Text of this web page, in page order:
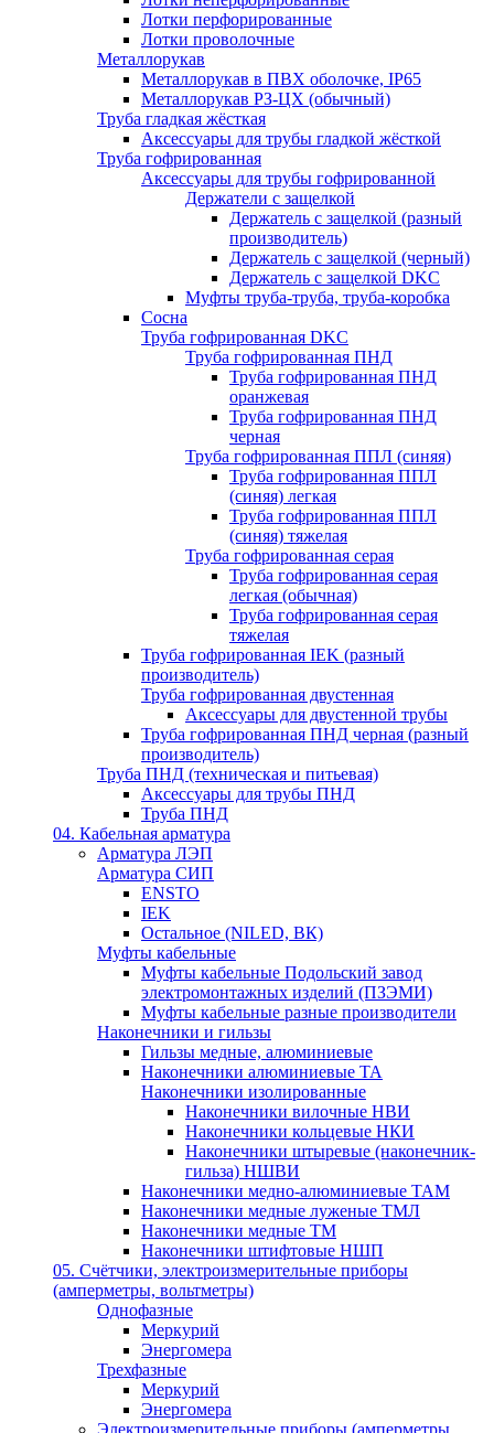
Лотки перфорированные
Лотки проволочные
Металлорукав
Металлорукав в ПВХ оболочке, IP65
Металлорукав РЗ-ЦХ (обычный)
Труба гладкая жёсткая
Аксессуары для трубы гладкой жёсткой
Труба гофрированная
Аксессуары для трубы гофрированной
Держатели с защелкой
Держатель с защелкой (разный
производитель)
Держатель с защелкой (черный)
Держатель с защелкой DKC
Муфты труба-труба, труба-коробка
Сосна
Труба гофрированная DKC
Труба гофрированная ПНД
Труба гофрированная ПНД
оранжевая
Труба гофрированная ПНД
черная
Труба гофрированная ППЛ (синяя)
Труба гофрированная ППЛ
(синяя) легкая
Труба гофрированная ППЛ
(синяя) тяжелая
Труба гофрированная серая
Труба гофрированная серая
легкая (обычная)
Труба гофрированная серая
тяжелая
Труба гофрированная IEK (разный
производитель)
Труба гофрированная двустенная
Аксессуары для двустенной трубы
Труба гофрированная ПНД черная (разный
производитель)
Труба ПНД (техническая и питьевая)
Аксессуары для трубы ПНД
Труба ПНД
04. Кабельная арматура
Арматура ЛЭП
Арматура СИП
ENSTO
IEK
Остальное (NILED, ВК)
Муфты кабельные
Муфты кабельные Подольский завод
электромонтажных изделий (ПЗЭМИ)
Муфты кабельные разные производители
Наконечники и гильзы
Гильзы медные, алюминиевые
Наконечники алюминиевые ТА
Наконечники изолированные
Наконечники вилочные НВИ
Наконечники кольцевые НКИ
Наконечники штыревые (наконечник-
гильза) НШВИ
Наконечники медно-алюминиевые ТАМ
Наконечники медные луженые ТМЛ
Наконечники медные ТМ
Наконечники штифтовые НШП
05. Счётчики, электроизмерительные приборы
(амперметры, вольтметры)
Однофазные
Меркурий
Энергомера
Трехфазные
Меркурий
Энергомера
Электроизмерительные приборы (амперметры,